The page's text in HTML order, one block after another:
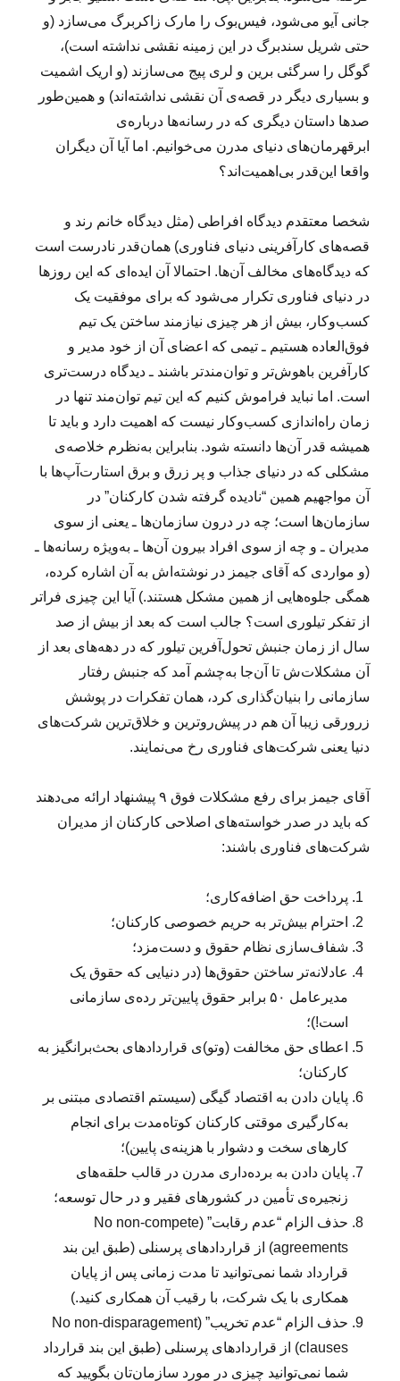
جانی آیو می‌شود، فیس‌بوک را مارک زاکربرگ می‌سازد (و
حتی شریل سندبرگ در این زمینه نقشی نداشته است)،
گوگل را سرگئی برین و لری پیج می‌سازند (و اریک اشمیت
و بسیاری دیگر در قصه‌ی آن نقشی نداشته‌اند) و همین‌طور
صدها داستان دیگری که در رسانه‌ها درباره‌ی
ابرقهرمان‌های دنیای مدرن می‌خوانیم. اما آیا آن دیگران
واقعا این‌قدر بی‌اهمیت‌اند؟
شخصا معتقدم دیدگاه افراطی (مثل دیدگاه خانم رند و
قصه‌های کارآفرینی دنیای فناوری) همان‌قدر نادرست است
که دیدگاه‌های مخالف آن‌ها. احتمالا آن ایده‌ای که این روزها
در دنیای فناوری تکرار می‌شود که برای موفقیت یک
کسب‌وکار، بیش از هر چیزی نیازمند ساختن یک تیم
فوق‌العاده هستیم ـ تیمی که اعضای آن از خود مدیر و
کارآفرین باهوش‌تر و توان‌مندتر باشند ـ دیدگاه درست‌تری
است. اما نباید فراموش کنیم که این تیم توان‌مند تنها در
زمان راه‌اندازی کسب‌وکار نیست که اهمیت دارد و باید تا
همیشه قدر آن‌ها دانسته شود. بنابراین به‌نظرم خلاصه‌ی
مشکلی که در دنیای جذاب و پر زرق و برق استارت‌‌‌آپ‌ها با
آن مواجهیم همین “نادیده گرفته شدن کارکنان” در
سازمان‌ها است؛ چه در درون سازمان‌ها ـ یعنی از سوی
مدیران ـ و چه از سوی افراد بیرون آن‌ها ـ به‌ویژه رسانه‌ها ـ
(و مواردی که آقای جیمز در نوشته‌اش به آن اشاره کرده،
همگی جلوه‌هایی از همین مشکل هستند.) آیا این چیزی فراتر
از تفکر تیلوری است؟ جالب است که بعد از بیش از صد
سال از زمان جنبش تحول‌آفرین تیلور که در دهه‌های بعد از
آن مشکلات‌ش تا آن‌جا به‌چشم آمد که جنبش رفتار
سازمانی را بنیان‌گذاری کرد، همان تفکرات در پوشش
زرورقی زیبا آن هم در پیش‌روترین و خلاق‌ترین شرکت‌های
دنیا یعنی شرکت‌های فناوری رخ می‌نمایند.
آقای جیمز برای رفع مشکلات فوق ۹ پیشنهاد ارائه می‌دهند
که باید در صدر خواسته‌های اصلاحی کارکنان از مدیران
شرکت‌های فناوری باشند:
پرداخت حق اضافه‌کاری؛
احترام بیش‌تر به حریم خصوصی کارکنان؛
شفاف‌سازی نظام حقوق و دست‌مزد؛
عادلانه‌تر ساختن حقوق‌ها (در دنیایی که حقوق یک
مدیرعامل ۵۰ برابر حقوق پایین‌تر رده‌ی سازمانی
است!)؛
اعطای حق مخالفت (وتو)ی قراردادهای بحث‌برانگیز به
کارکنان؛
پایان دادن به اقتصاد گیگی (سیستم اقتصادی مبتنی بر
به‌کارگیری موقتی کارکنان کوتاه‌مدت برای انجام
کارهای سخت و دشوار با هزینه‌ی پایین)؛
پایان دادن به برده‌داری مدرن در قالب حلقه‌های
زنجیره‌‌ی تأمین در کشورهای فقیر و در حال توسعه؛
حذف الزام “عدم رقابت” (No non-compete
agreements) از قراردادهای پرسنلی (طبق این بند
قرارداد شما نمی‌توانید تا مدت زمانی پس از پایان
همکاری با یک شرکت، با رقیب آن همکاری کنید.)
حذف الزام “عدم تخریب” (No non-disparagement
clauses) از قراردادهای پرسنلی (طبق این بند قرارداد
شما نمی‌توانید چیزی در مورد سازمان‌تان بگویید که